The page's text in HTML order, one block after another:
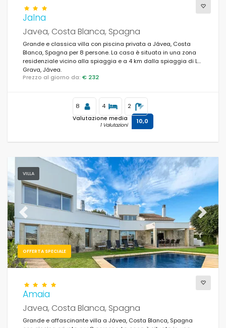
Jalna
Javea, Costa Blanca, Spagna
Grande e classica villa con piscina privata a Jávea, Costa
Blanca, Spagna per 8 persone. La casa è situata in una zona
residenziale vicino alla spiaggia e a 4 km dalla spiaggia di La
Grava, Jávea.
Prezzo al giorno da: € 232
8 4 2
Valutazione media
1 Valutazioni 10,0
VILLA
OFFERTA SPECIALE
Previous Next
Amaia
Javea, Costa Blanca, Spagna
Grande e affascinante villa a Jávea, Costa Blanca, Spagna